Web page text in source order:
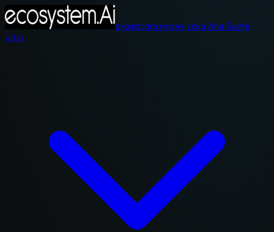
ekosistem.yapay zeka Ana Sayfa
Ürün